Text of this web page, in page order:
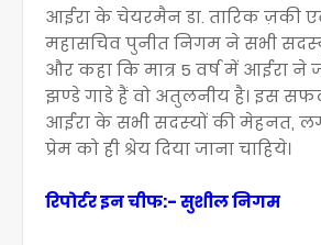
आईरा के चेयरमैन डा. तारिक ज़की
महासचिव पुनीत नि‍गम ने सभी
और कहा कि मात्र 5 वर्ष में आईरा
झण्‍डे गाडे हैं वो अतुलनीय है। इस
आईरा के सभी सदस्‍यों की मेहनत,
प्रेम को ही श्रेय दिया जाना चाहिये।
रिपोर्टर इन चीफ:- सुशील निगम